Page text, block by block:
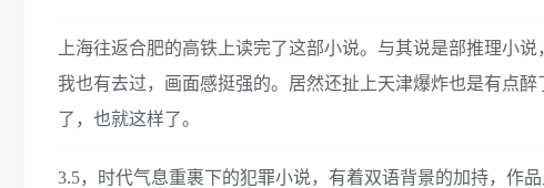
上海往返合肥的高铁上读完了这部小说。与其说是部推理小
我也有去过，画面感挺强的。居然还扯上天津爆炸也是有点
了，也就这样了。
3.5，时代气息重裹下的犯罪小说，有着双语背景的加持，作